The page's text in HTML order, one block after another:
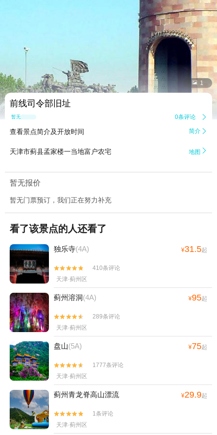
 1
前线司令部旧址
暂无点评 0条评论 
查看景点简介及开放时间 简介 
天津市蓟县孟家楼一当地富户农宅 地图 
暂无报价
暂无门票预订，我们正在努力补充
看了该景点的人还看了
独乐寺(4A) ¥31.5起


410条评论
天津·蓟州区
蓟州溶洞(4A) ¥95起


289条评论
天津·蓟州区
盘山(5A) ¥75起


1777条评论
天津·蓟州区
蓟州青龙脊高山漂流 ¥29.9起


1条评论
天津·蓟州区